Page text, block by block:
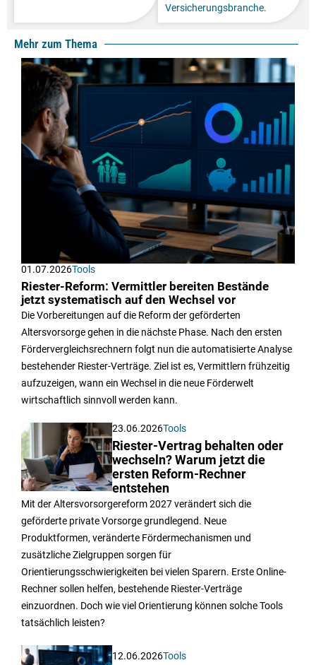
Versicherungsbranche.
Mehr zum Thema
01.07.2026Tools
Riester-Reform: Vermittler bereiten Bestände
jetzt systematisch auf den Wechsel vor
Die Vorbereitungen auf die Reform der geförderten
Altersvorsorge gehen in die nächste Phase. Nach den ersten
Fördervergleichsrechnern folgt nun die automatisierte Analyse
bestehender Riester-Verträge. Ziel ist es, Vermittlern frühzeitig
aufzuzeigen, wann ein Wechsel in die neue Förderwelt
wirtschaftlich sinnvoll werden kann.
23.06.2026Tools
Riester-Vertrag behalten oder
wechseln? Warum jetzt die
ersten Reform-Rechner
entstehen
Mit der Altersvorsorgereform 2027 verändert sich die
geförderte private Vorsorge grundlegend. Neue
Produktformen, veränderte Fördermechanismen und
zusätzliche Zielgruppen sorgen für
Orientierungsschwierigkeiten bei vielen Sparern. Erste Online-
Rechner sollen helfen, bestehende Riester-Verträge
einzuordnen. Doch wie viel Orientierung können solche Tools
tatsächlich leisten?
12.06.2026Tools